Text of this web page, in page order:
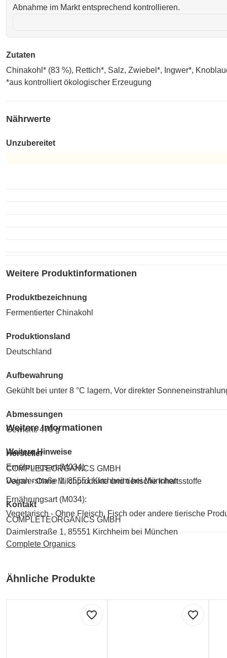
Abnahme im Markt entsprechend kontrollieren.
Zutaten
Chinakohl* (83 %), Rettich*, Salz, Zwiebel*, Ingwer*,
*aus kontrolliert ökologischer Erzeugung
Nährwerte
Unzubereitet
Weitere Produktinformationen
Produktbezeichnung
Fermentierter Chinakohl
Produktionsland
Deutschland
Aufbewahrung
Gekühlt bei unter 8 °C lagern, Vor direkter
Abmessungen
Gewicht: 470 g
Hersteller
COMPLETEORGANICS GMBH
Daimlerstraße 1, 85551 Kirchheim bei München
Kontakt
COMPLETEORGANICS GMBH
Daimlerstraße 1, 85551 Kirchheim bei München
Complete Organics
Weitere Informationen
Weitere Hinweise
Ernährungsart (M034):
Vegan - Ohne Milchprodukte und tierische Inhaltsstoffe
Ernährungsart (M034):
Vegetarisch - Ohne Fleisch, Fisch oder andere tierische
Ähnliche Produkte
favorite_border favorite_border